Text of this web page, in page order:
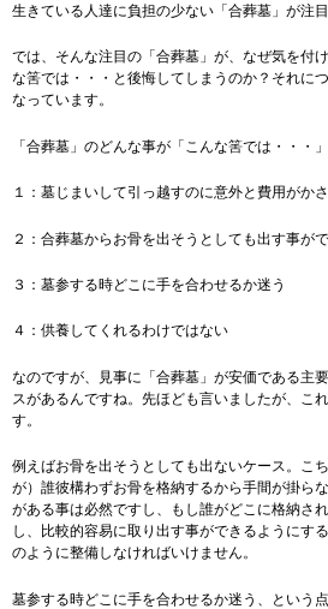
生きている人達に負担の少ない「合葬墓」が注
では、そんな注目の「合葬墓」が、なぜ気を付
な筈では・・・と後悔してしまうのか？それに
なっています。
「合葬墓」のどんな事が「こんな筈では・・・
１：墓じまいして引っ越すのに意外と費用がか
２：合葬墓からお骨を出そうとしても出す事が
３：墓参する時どこに手を合わせるか迷う
４：供養してくれるわけではない
なのですが、見事に「合葬墓」が安価である主
スがあるんですね。先ほども言いましたが、こ
す。
例えばお骨を出そうとしても出ないケース。こ
が）誰彼構わずお骨を格納するから手間が掛ら
がある事は必然ですし、もし誰がどこに格納さ
し、比較的容易に取り出す事ができるようにす
のように整備しなければいけません。
墓参する時どこに手を合わせるか迷う、という